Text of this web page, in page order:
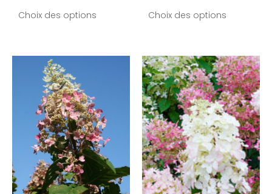
Choix des options Choix des options